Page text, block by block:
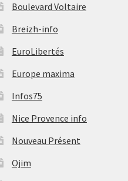
Boulevard Voltaire
Breizh-info
EuroLibertés
Europe maxima
Infos75
Nice Provence info
Nouveau Présent
Ojim